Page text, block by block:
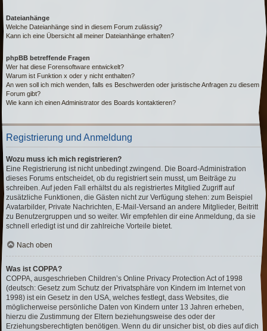
Dateianhänge
Welche Dateianhänge sind in diesem Forum zulässig?
Kann ich eine Übersicht all meiner Dateianhänge erhalten?
phpBB betreffende Fragen
Wer hat diese Forensoftware entwickelt?
Warum ist Funktion x oder y nicht enthalten?
An wen soll ich mich wenden, falls es Beschwerden oder juristische Anfragen zu diesem
Forum gibt?
Wie kann ich einen Administrator des Boards kontaktieren?
Registrierung und Anmeldung
Wozu muss ich mich registrieren?
Eine Registrierung ist nicht unbedingt zwingend. Die Board-Administration
dieses Forums entscheidet, ob du registriert sein musst, um Beiträge zu
schreiben. Auf jeden Fall erhältst du als registriertes Mitglied Zugriff auf
zusätzliche Funktionen, die Gästen nicht zur Verfügung stehen: zum Beispiel
Avatarbilder, Private Nachrichten, E-Mail-Versand an andere Mitglieder, Beitritt
zu Benutzergruppen und so weiter. Wir empfehlen dir eine Anmeldung, da sie
schnell erledigt ist und dir zahlreiche Vorteile bietet.
Nach oben
Was ist COPPA?
COPPA, ausgeschrieben Children’s Online Privacy Protection Act of 1998
(deutsch: Gesetz zum Schutz der Privatsphäre von Kindern im Internet von
1998) ist ein Gesetz in den USA, welches festlegt, dass Websites, die
möglicherweise persönliche Daten von Kindern unter 13 Jahren erheben,
hierzu die Zustimmung der Eltern beziehungsweise des oder der
Erziehungsberechtigten benötigen. Wenn du dir unsicher bist, ob dies auf dich